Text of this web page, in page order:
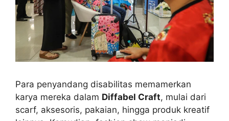
Para penyandang disabilitas memamerkan
karya mereka dalam Diffabel Craft, mulai dari
scarf, aksesoris, pakaian, hingga produk kreatif